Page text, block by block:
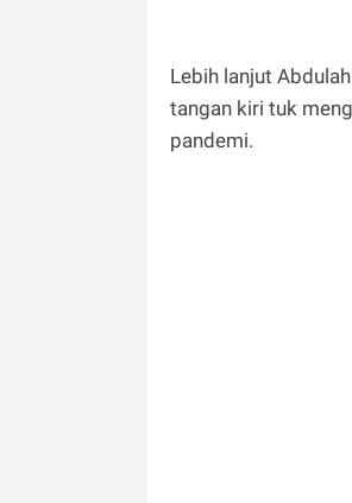
Lebih lanjut
tangan kiri tuk
pandemi.